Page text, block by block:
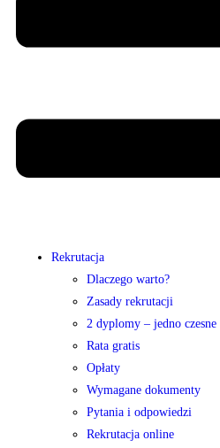
Rekrutacja
Dlaczego warto?
Zasady rekrutacji
2 dyplomy – jedno czesne
Rata gratis
Opłaty
Wymagane dokumenty
Pytania i odpowiedzi
Rekrutacja online